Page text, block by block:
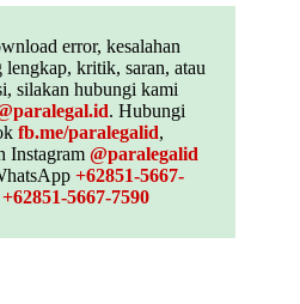
error, kesalahan
kritik, saran, atau
silakan hubungi kami
. Hubungi
fb.me/paralegalid,
Instagram@paralegalid
+62851-5667-
+62851-5667-7590